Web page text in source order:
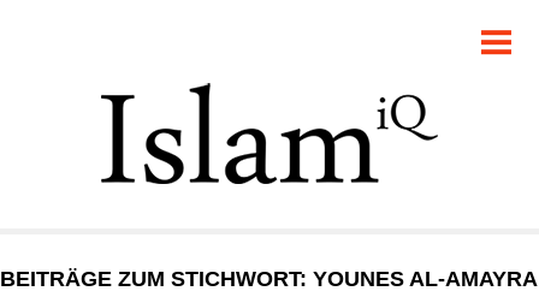
GESELLSCHAFT
STARTSEITE
BEITRÄGE ZUM STICHWORT: YOUNES AL-AMAYRA